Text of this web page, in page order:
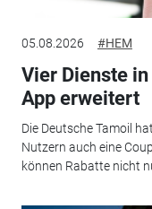
05.08.2026 #HEM
Vier Dienste
App erweitert
Die Deutsche Tamoil
Nutzern auch eine
können Rabatte nicht